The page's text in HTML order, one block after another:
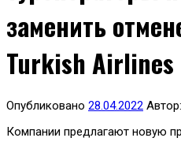
заменить
Turkish
Опубликовано 28.04.2022 Автор:
Компании предлагают новую